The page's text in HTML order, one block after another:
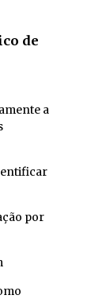
de
a
por